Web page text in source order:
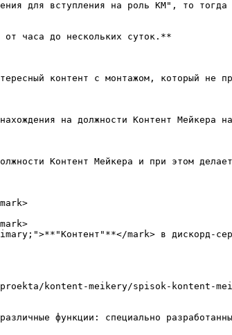
для вступления на роль КМ", то
от часа до нескольких суток.**
контент с монтажом, который не
на должности Контент Мейкера
Контент Мейкера и при этом
mark> в дискорд-
proekta/kontent-meikery/spisok-kontent-
функции: специально